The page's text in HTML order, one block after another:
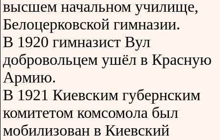
высшем начальном училище,
Белоцерковской гимназии.
В 1920 гимназист Вул
добровольцем ушёл в Красную
Армию.
В 1921 Киевским губернским
комитетом комсомола был
мобилизован в Киевский